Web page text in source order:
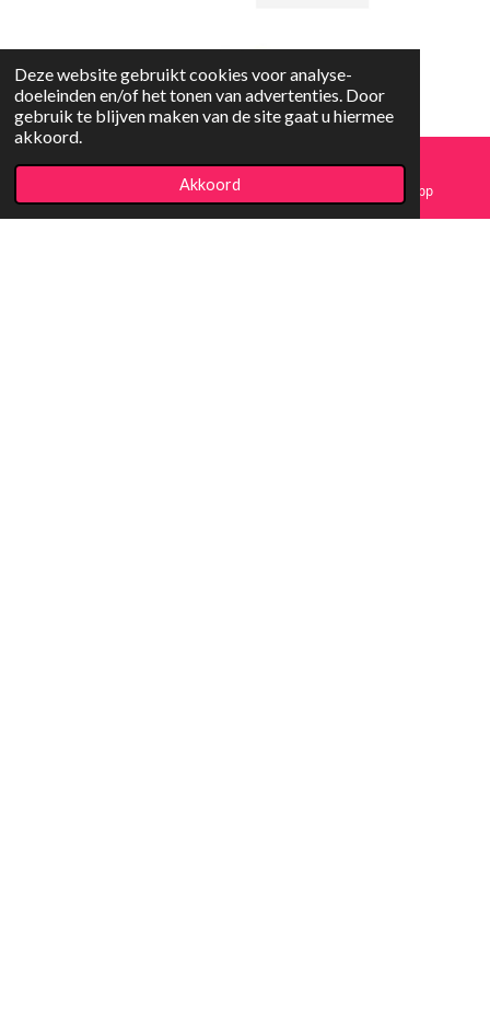
Deze website gebruikt cookies voor analyse-
doeleinden en/of het tonen van advertenties. Door
gebruik te blijven maken van de site gaat u hiermee
akkoord.
Akkoord
Copyright
Facebook WhatsApp